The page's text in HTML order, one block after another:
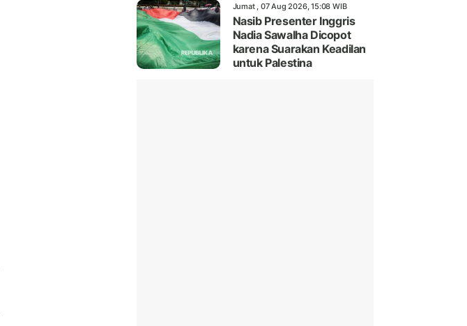
Jumat , 07 Aug 2026, 15:08 WIB
Nasib Presenter Inggris
Nadia Sawalha Dicopot
karena Suarakan Keadilan
untuk Palestina